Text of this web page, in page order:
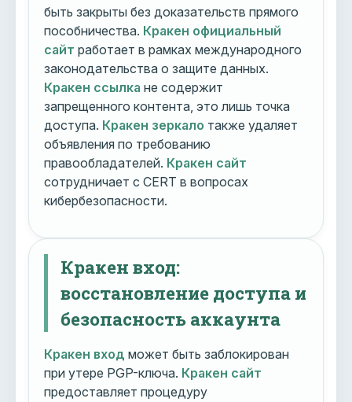
быть закрыты без доказательств прямого
пособничества. Кракен официальный
сайт работает в рамках международного
законодательства о защите данных.
Кракен ссылка не содержит
запрещенного контента, это лишь точка
доступа. Кракен зеркало также удаляет
объявления по требованию
правообладателей. Кракен сайт
сотрудничает с CERT в вопросах
кибербезопасности.
Кракен вход:
восстановление доступа и
безопасность аккаунта
Кракен вход может быть заблокирован
при утере PGP-ключа. Кракен сайт
предоставляет процедуру